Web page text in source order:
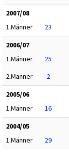
2007/08
1.Männer
23
2006/07
1.Männer
25
2.Männer
2
2005/06
1.Männer
16
2004/05
1.Männer
29